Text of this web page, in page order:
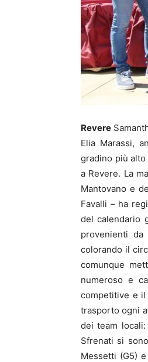
Revere
Elia Marassi,
gradino più alto
a Revere. La
Mantovano e
Favalli – ha
del calendario
provenienti da
colorando il
comunque
numeroso e
competitive e il
trasporto ogni
dei team
Sfrenati si
Messetti (G5)